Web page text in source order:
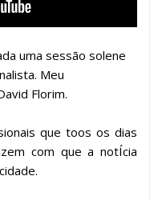
uma sessão solene
Meu
Florim.
que toos os dias
com que a notÍcia